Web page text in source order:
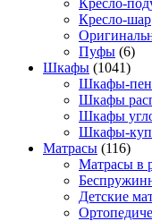
Кресло-
Кресло-шар
Пуфы (6)
Шкафы (1041)
Шкафы-
Шкафы
Шкафы
Шкафы-
Матрасы (116)
Матрасы в
Детские